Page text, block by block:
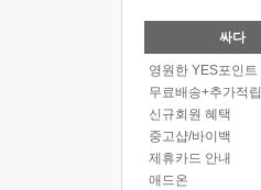
싸다
영원한 YES포인트
무료배송+추가적립
신규회원 혜택
중고샵/바이백
제휴카드 안내
애드온